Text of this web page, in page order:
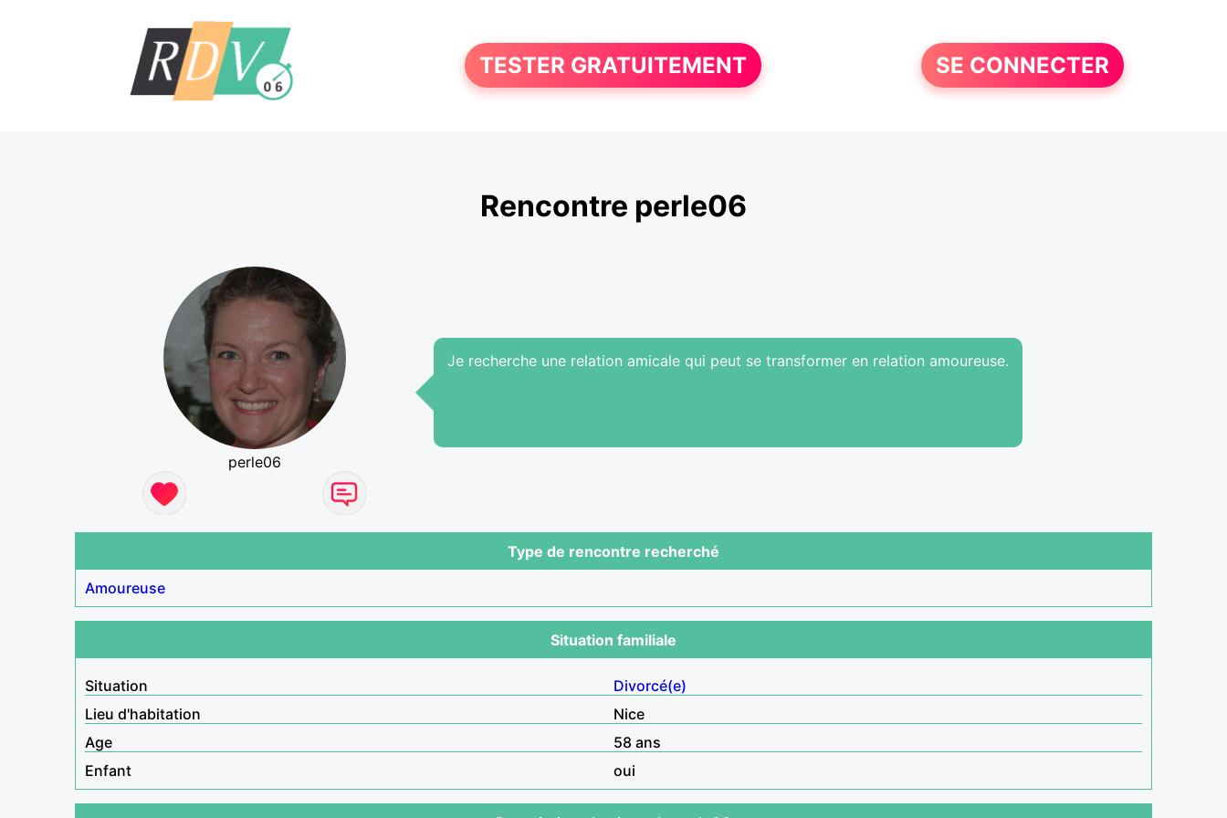
TESTER GRATUITEMENT SE CONNECTER
Rencontre perle06
perle06
Je recherche une relation amicale qui peut se transformer en relation amoureuse.
Type de rencontre recherché
Amoureuse
Situation familiale
Situation
Divorcé(e)
Lieu d'habitation
Nice
Age
58 ans
Enfant
oui